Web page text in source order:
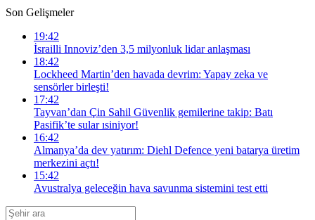
Son Gelişmeler
19:42
İsrailli Innoviz’den 3,5 milyonluk lidar anlaşması
18:42
Lockheed Martin’den havada devrim: Yapay zeka ve
sensörler birleşti!
17:42
Tayvan’dan Çin Sahil Güvenlik gemilerine takip: Batı
Pasifik’te sular ısiniyor!
16:42
Almanya’da dev yatırım: Diehl Defence yeni batarya üretim
merkezini açtı!
15:42
Avustralya geleceğin hava savunma sistemini test etti